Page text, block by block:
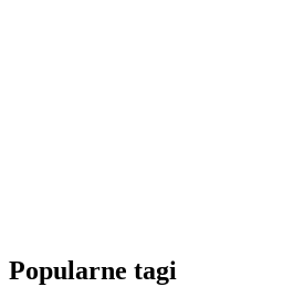
Popularne tagi